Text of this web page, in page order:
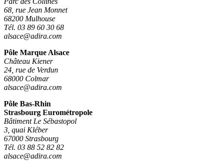
68, rue Jean Monnet
68200 Mulhouse
Tél. 03 89 60 30 68
alsace@adira.com
Pôle Marque Alsace
Château Kiener
24, rue de Verdun
68000 Colmar
alsace@adira.com
Pôle Bas-Rhin
Strasbourg Eurométropole
Bâtiment Le Sébastopol
3, quai Kléber
67000 Strasbourg
Tél. 03 88 52 82 82
alsace@adira.com